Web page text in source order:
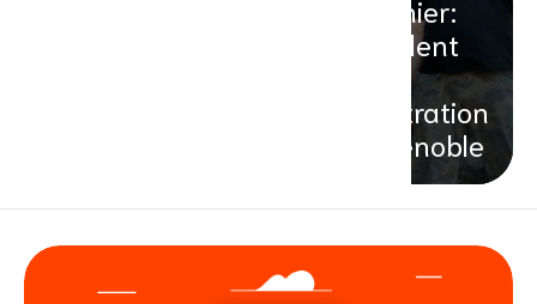
Fournier:
un talent
l’illustration
à Grenoble